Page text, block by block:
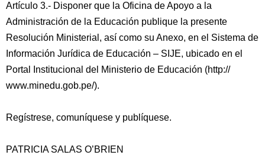
Artículo 3.- Disponer que la Oficina de Apoyo a la
Administración de la Educación publique la presente
Resolución Ministerial, así como su Anexo, en el Sistema de
Información Jurídica de Educación – SIJE, ubicado en el
Portal Institucional del Ministerio de Educación (http://
www.minedu.gob.pe/).
Regístrese, comuníquese y publíquese.
PATRICIA SALAS O’BRIEN